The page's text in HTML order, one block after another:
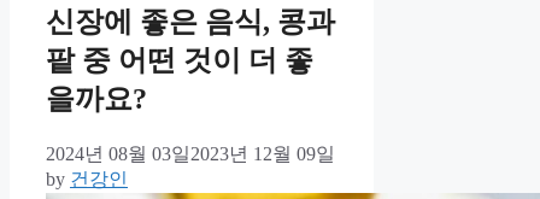
신장에 좋은 음식, 콩과
팥 중 어떤 것이 더 좋
을까요?
2024년 08월 03일2023년 12월 09일
by 건강인